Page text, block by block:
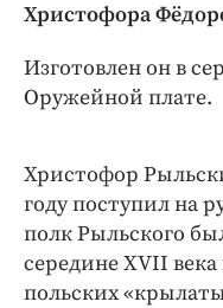
Христофора
Изготовлен он в
Оружейной плате.
Христофор
году поступил на
полк Рыльского
середине XVII
польских